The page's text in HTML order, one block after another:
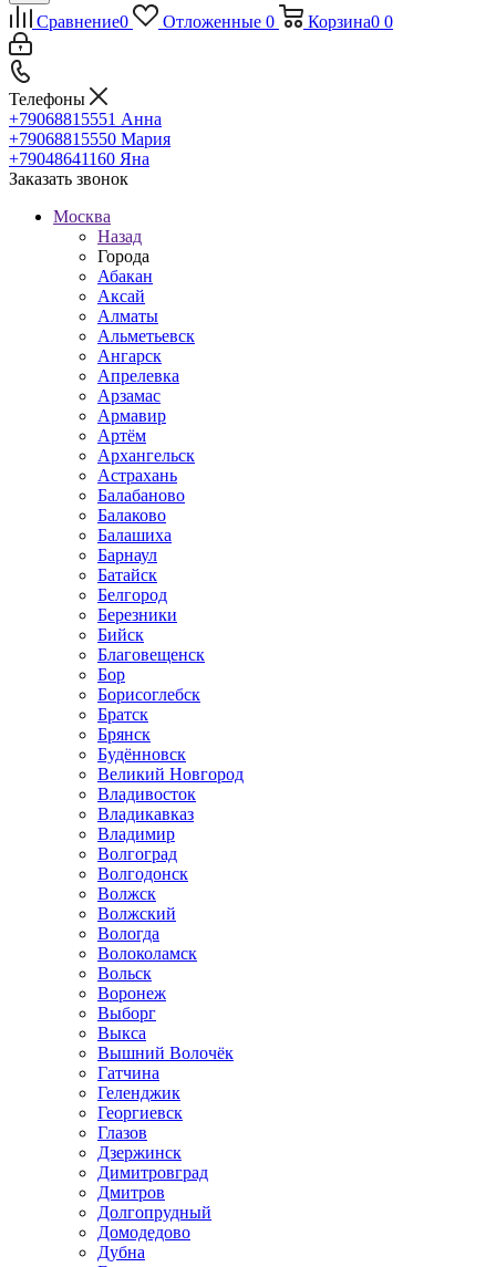
Сравнение0 Отложенные 0 Корзина0 0
Телефоны
+79068815551 Анна
+79068815550 Мария
+79048641160 Яна
Заказать звонок
Москва
Назад
Города
Абакан
Аксай
Алматы
Альметьевск
Ангарск
Апрелевка
Арзамас
Армавир
Артём
Архангельск
Астрахань
Балабаново
Балаково
Балашиха
Барнаул
Батайск
Белгород
Березники
Бийск
Благовещенск
Бор
Борисоглебск
Братск
Брянск
Будённовск
Великий Новгород
Владивосток
Владикавказ
Владимир
Волгоград
Волгодонск
Волжск
Волжский
Вологда
Волоколамск
Вольск
Воронеж
Выборг
Выкса
Вышний Волочёк
Гатчина
Геленджик
Георгиевск
Глазов
Дзержинск
Димитровград
Дмитров
Долгопрудный
Домодедово
Дубна